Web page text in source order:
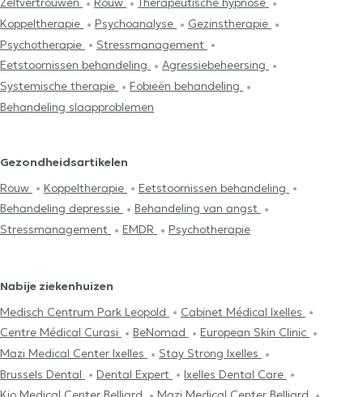
Koppeltherapie
Psychoanalyse
Gezinstherapie
Psychotherapie
Stressmanagement
Eetstoornissen behandeling
Agressiebeheersing
Systemische therapie
Fobieën behandeling
Behandeling slaapproblemen
Gezondheidsartikelen
Rouw
Koppeltherapie
Eetstoornissen behandeling
Behandeling depressie
Behandeling van angst
Stressmanagement
EMDR Psychotherapie
Nabije ziekenhuizen
Medisch Centrum Park Leopold
Cabinet Médical Ixelles
Centre Médical Curasi
BeNomad
European Skin Clinic
Mazi Medical Center Ixelles
Stay Strong Ixelles
Brussels Dental
Dental Expert
Ixelles Dental Care